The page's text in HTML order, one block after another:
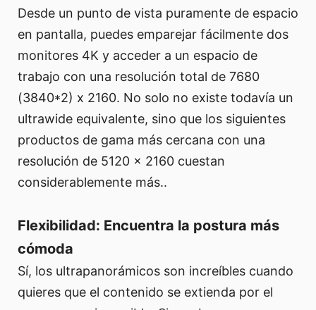
Desde un punto de vista puramente de espacio
en pantalla, puedes emparejar fácilmente dos
monitores 4K y acceder a un espacio de
trabajo con una resolución total de 7680
(3840*2) x 2160. No solo no existe todavía un
ultrawide equivalente, sino que los siguientes
productos de gama más cercana con una
resolución de 5120 x 2160 cuestan
considerablemente más..
Flexibilidad: Encuentra la postura más
cómoda
Sí, los ultrapanorámicos son increíbles cuando
quieres que el contenido se extienda por el